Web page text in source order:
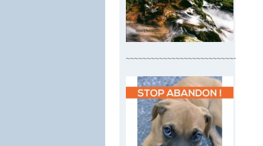
~~~~~~~~~~~~~~~~~~~~~~~~~~~~~~~~~